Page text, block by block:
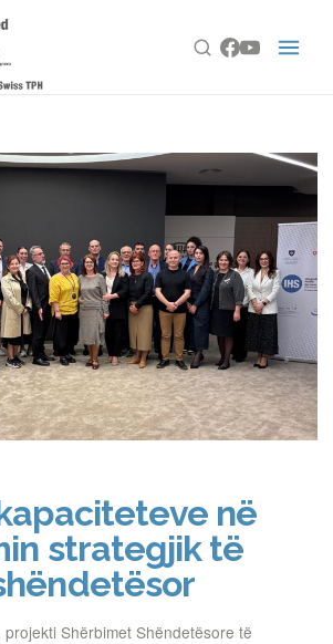
në
strategjik të
Shërbimet Shëndetësore të